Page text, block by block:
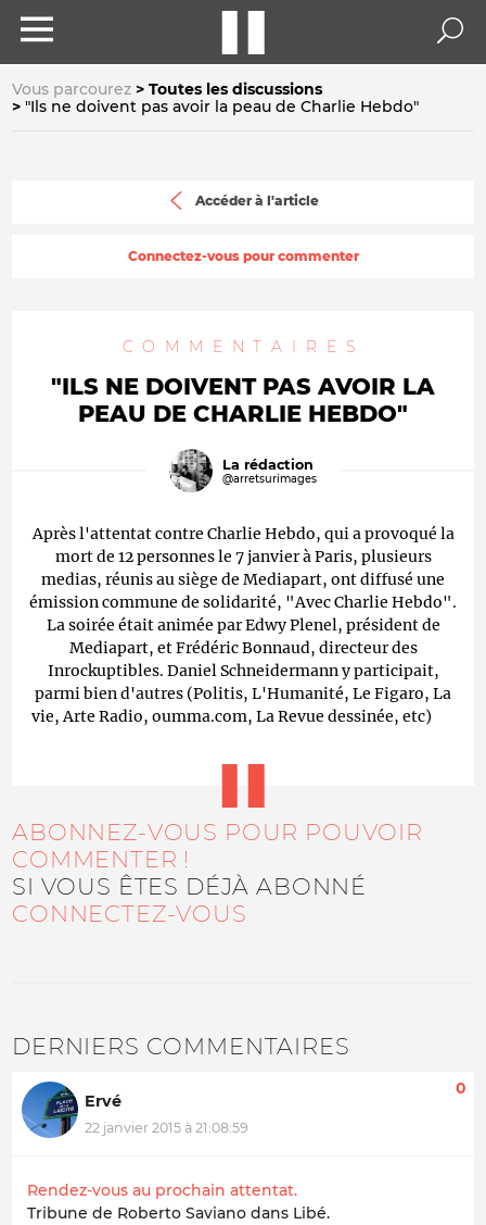
Vous parcourez
Toutes les discussions
"Ils ne doivent pas avoir la peau de Charlie Hebdo"
Accéder à l'article
Connectez-vous pour commenter
COMMENTAIRES
"ILS NE DOIVENT PAS AVOIR LA
PEAU DE CHARLIE HEBDO"
La rédaction
@arretsurimages
Après l'attentat contre Charlie Hebdo, qui a provoqué la
mort de 12 personnes le 7 janvier à Paris, plusieurs
medias, réunis au siège de Mediapart, ont diffusé une
émission commune de solidarité, "Avec Charlie Hebdo".
La soirée était animée par Edwy Plenel, président de
Mediapart, et Frédéric Bonnaud, directeur des
Inrockuptibles. Daniel Schneidermann y participait,
parmi bien d'autres (Politis, L'Humanité, Le Figaro, La
vie, Arte Radio, oumma.com, La Revue dessinée, etc)
ABONNEZ-VOUS POUR POUVOIR
COMMENTER !
SI VOUS ÊTES DÉJÀ ABONNÉ
CONNECTEZ-VOUS
DERNIERS COMMENTAIRES
Ervé
22 janvier 2015 à 21:08:59
0
Rendez-vous au prochain attentat.
Tribune de Roberto Saviano dans Libé.